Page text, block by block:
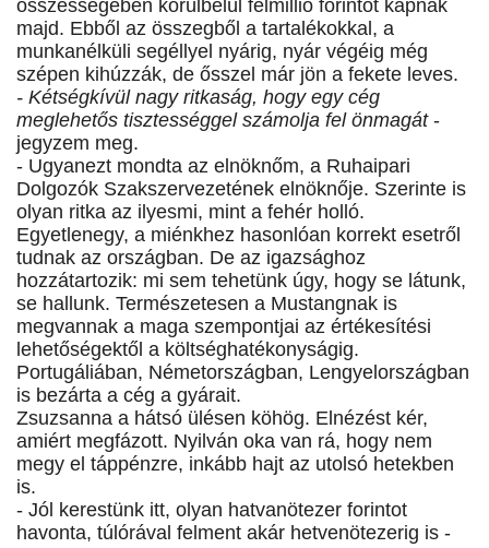
összességében körülbelül félmillió forintot kapnak
majd. Ebből az összegből a tartalékokkal, a
munkanélküli segéllyel nyárig, nyár végéig még
szépen kihúzzák, de ősszel már jön a fekete leves.
- Kétségkívül nagy ritkaság, hogy egy cég
meglehetős tisztességgel számolja fel önmagát -
jegyzem meg.
- Ugyanezt mondta az elnöknőm, a Ruhaipari
Dolgozók Szakszervezetének elnöknője. Szerinte is
olyan ritka az ilyesmi, mint a fehér holló.
Egyetlenegy, a miénkhez hasonlóan korrekt esetről
tudnak az országban. De az igazsághoz
hozzátartozik: mi sem tehetünk úgy, hogy se látunk,
se hallunk. Természetesen a Mustangnak is
megvannak a maga szempontjai az értékesítési
lehetőségektől a költséghatékonyságig.
Portugáliában, Németországban, Lengyelországban
is bezárta a cég a gyárait.
Zsuzsanna a hátsó ülésen köhög. Elnézést kér,
amiért megfázott. Nyilván oka van rá, hogy nem
megy el táppénzre, inkább hajt az utolsó hetekben
is.
- Jól kerestünk itt, olyan hatvanötezer forintot
havonta, túlórával felment akár hetvenötezerig is -